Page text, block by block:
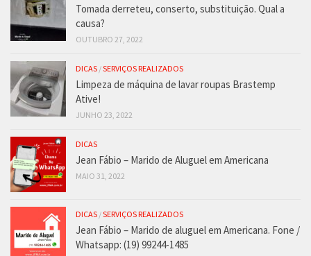
Tomada derreteu, conserto, substituição. Qual a
causa?
OUTUBRO 27, 2022
DICAS /SERVIÇOS REALIZADOS
Limpeza de máquina de lavar roupas Brastemp
Ative!
JUNHO 23, 2022
DICAS
Jean Fábio – Marido de Aluguel em Americana
MAIO 31, 2022
DICAS /SERVIÇOS REALIZADOS
Jean Fábio – Marido de aluguel em Americana. Fone /
Whatsapp: (19) 99244-1485